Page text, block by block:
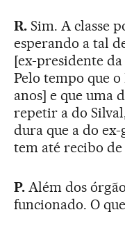
R. Sim. A classe
esperando a tal
[ex-presidente
Pelo tempo que
anos] e que uma
repetir a do
dura que a do
tem até recibo
P. Além dos
funcionado. O